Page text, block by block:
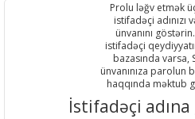
Prolu ləğv etmək
istifadəçi adınızı
ünvanını
istifadəçi
bazasında varsa,
ünvanınıza parolun
haqqında məktub
İstifadəçi